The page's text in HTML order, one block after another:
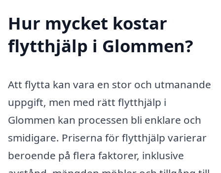
Hur mycket kostar
flytthjälp i Glommen?
Att flytta kan vara en stor och utmanande
uppgift, men med rätt flytthjälp i
Glommen kan processen bli enklare och
smidigare. Priserna för flytthjälp varierar
beroende på flera faktorer, inklusive